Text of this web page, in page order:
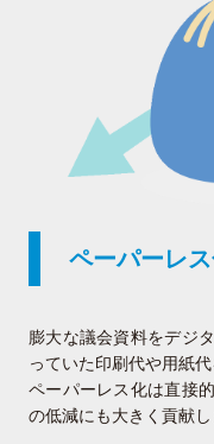
ペーパーレ
膨大な議会資料をデジ
っていた印刷代や用紙
ペーパーレス化は直接
の低減にも大きく貢献し